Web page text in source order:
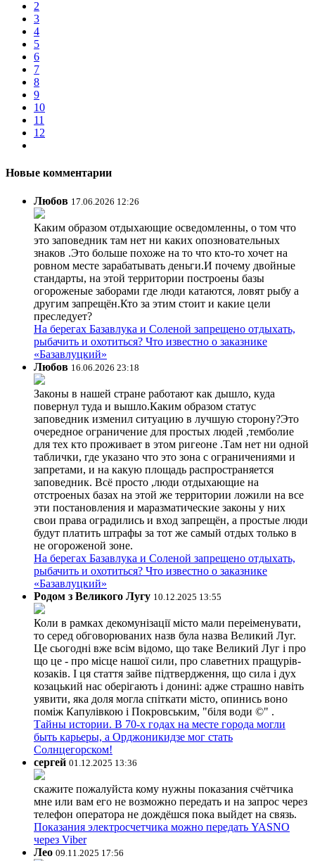
2
3
4
5
6
7
8
9
10
11
12
Новые комментарии
Любов 17.06.2026 12:26
Каким образом отдыхающие осведомленны, о том что
это заповедник там нет ни каких опозновательных
знаков .Это больше похоже на то что кто-то хочет на
ровном месте зарабатывать деньги.И почему двойные
стандарты, на этой территории построены базы
огороженые заборами где люди катаются, ловят рыбу а
другим запрещён.Кто за этим стоит и какие цели
преследует?
На берегах Базавлука и Соленой запрещено отдыхать,
рыбачить и охотиться? Что известно о заказнике
«Базавлуцкий»
Любов 16.06.2026 23:18
Законы в нашей стране работают как дышло, куда
повернул туда и вышло.Каким образом статус
заповедник изменил ситуацию в лучшую сторону?Это
очередное ограничение для простых людей ,темболие
для тех кто проживает в этом ригеоне .Там нет ни одной
таблички, где указано что это зона с ограничениями и
запретами, и на какую площадь распространяется
заповедник. Всё просто ,люди отдыхающие на
отстроеных базах на этой же территории ложили на все
эти постановления и маразматические законы у них
свои права оградились и вход запрещён, а простые люди
будут платить штрафы за тот же самый отдых только в
не огороженой зоне.
На берегах Базавлука и Соленой запрещено отдыхать,
рыбачить и охотиться? Что известно о заказнике
«Базавлуцкий»
Родом з Великого Лугу 10.12.2025 13:55
Коли в рамках декомунізації місто мали переіменувати,
то серед обговорюваних назв була назва Великий Луг.
Це сьогодні вже всім відомо, що таке Великий Луг і про
що це - про місце нашої сили, про славетних пращурів-
козаків. І ця стаття зайве підтвердження, що сила і дух
козацький нас оберігають і донині: адже страшно навіть
уявити, яка доля могла спіткати місто, опинись воно
поміж Капулівкою і Покровським, "біля води ©" .
Тайны истории. В 70-х годах на месте города могли
быть карьеры, а Орджоникидзе мог стать
Солнцегорском!
сергей 01.12.2025 13:36
скажите пожалуйста кому нужны показания счётчика
мне или вам его не возможно передать и на запрос через
телефон оператора не дождёшся пока выйдет на связь.
Показания электросчетчика можно передать YASNO
через Viber
Лео 09.11.2025 17:56